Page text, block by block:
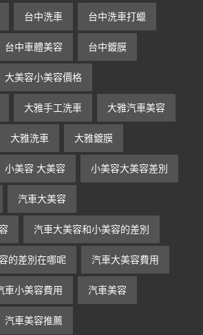
台中洗車 台中洗車打蠟
台中車體美容 台中鍍膜
大美容小美容價格
大雅手工洗車 大雅汽車美容
大雅洗車 大雅鍍膜
小美容 大美容 小美容大美容差別
汽車大美容
汽車大美容和小美容的差別
的差別在哪呢 汽車大美容費用
車小美容費用 汽車美容
汽車美容推薦